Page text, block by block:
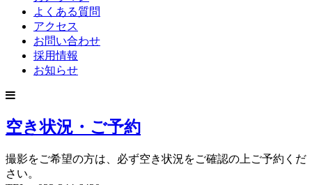
よくある質問
アクセス
お問い合わせ
採用情報
お知らせ
空き状況・ご予約
撮影をご希望の方は、必ず空き状況をご確認の上ご予約くだ
さい。